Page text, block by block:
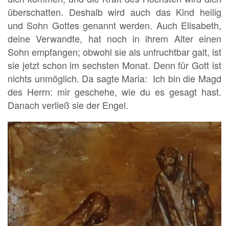
überschatten. Deshalb wird auch das Kind heilig
und Sohn Gottes genannt werden. Auch Elisabeth,
deine Verwandte, hat noch in ihrem Alter einen
Sohn empfangen; obwohl sie als unfruchtbar galt, ist
sie jetzt schon im sechsten Monat. Denn für Gott ist
nichts unmöglich. Da sagte Maria: Ich bin die Magd
des Herrn: mir geschehe, wie du es gesagt hast.
Danach verließ sie der Engel.